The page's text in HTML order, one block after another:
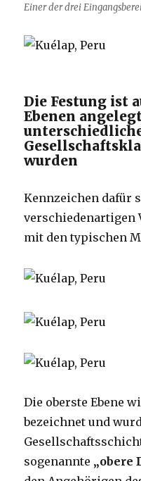
Einer der drei
Die Festung ist
Ebenen
wurden
Kennzeichen dafür
verschiedenartigen
mit den typischen
Die oberste Ebene
bezeichnet und
sogenannte „obere